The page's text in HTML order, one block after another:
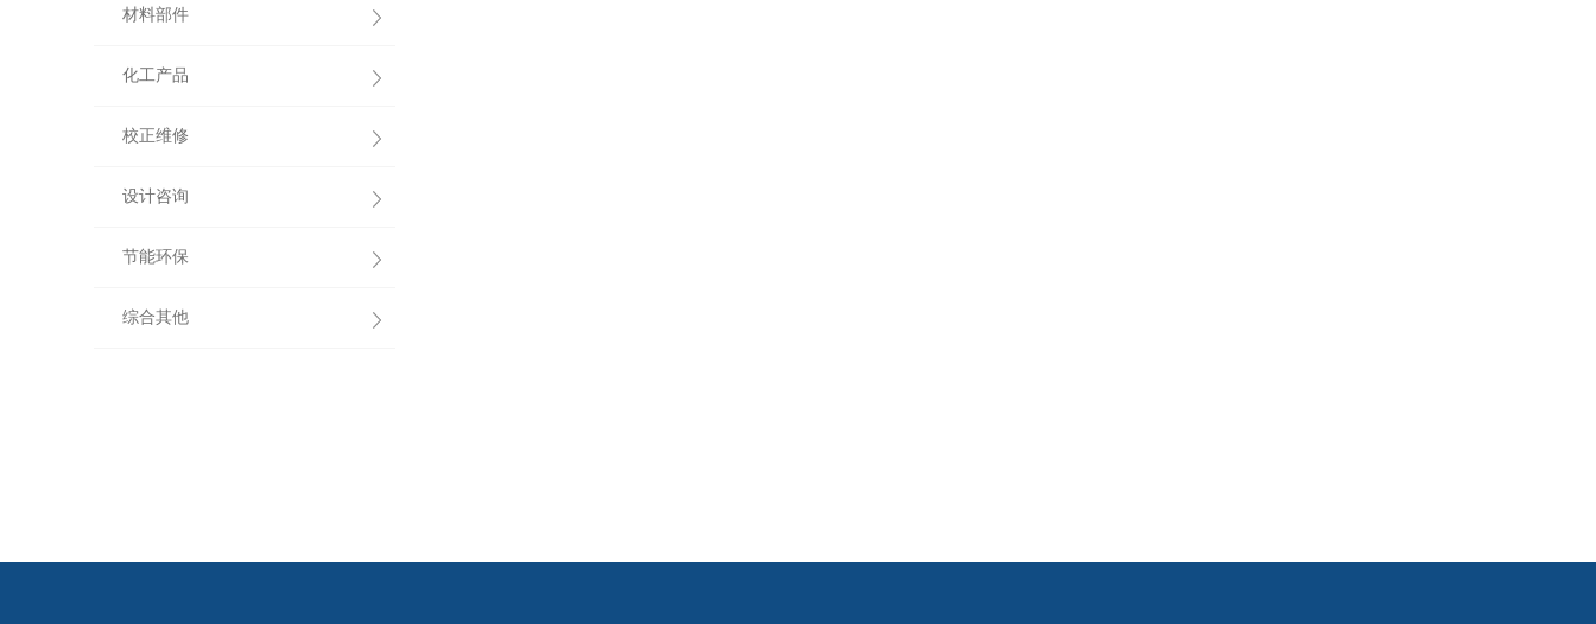
材料部件
化工产品
校正维修
设计咨询
节能环保
综合其他